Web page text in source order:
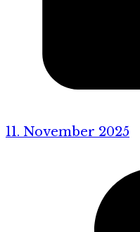
11. November 2025